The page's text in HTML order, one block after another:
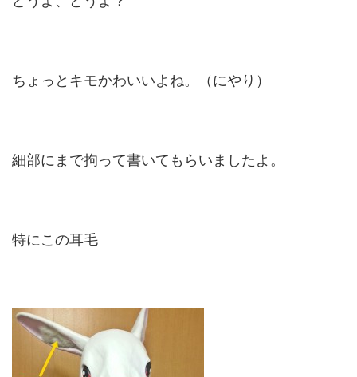
ちょっとキモかわいいよね。（にやり）
細部にまで拘って書いてもらいましたよ。
特にこの耳毛